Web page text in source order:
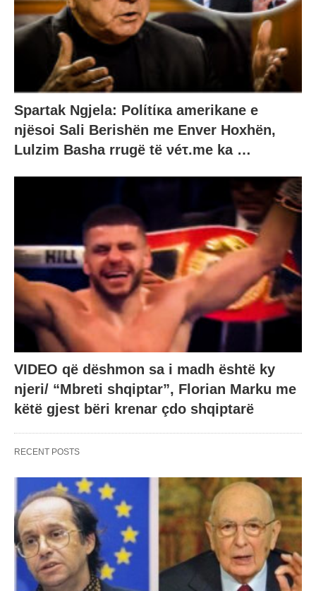
Spartak Ngjela: Polίtίκa amerikane e
njësoi Sali Berishën me Enver Hoxhën,
Lulzim Basha rrugë të νéτ.me ka …
VIDEO që dëshmon sa i madh është ky
njeri/ “Mbreti shqiptar”, Florian Marku me
këtë gjest bëri krenar çdo shqiptarë
RECENT POSTS